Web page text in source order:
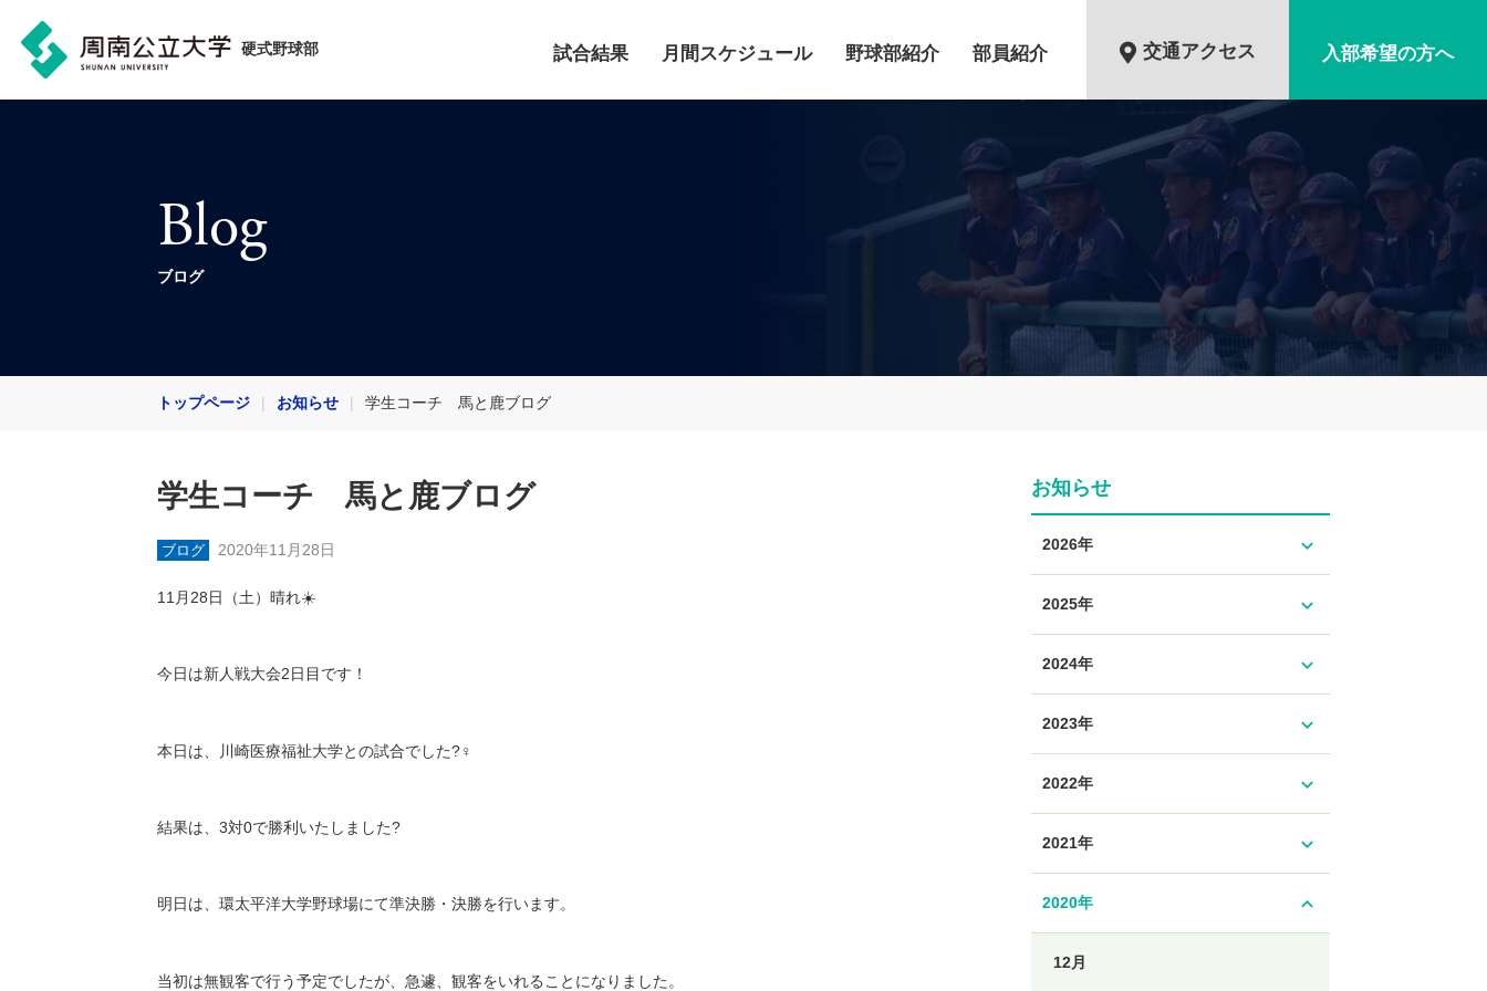
硬式野球部 試合結果 月間スケジュール 野球部紹介 部員紹介 交通アクセス 入部希望の方へ
Blog
ブログ
トップページ お知らせ 学生コーチ 馬と鹿ブログ
学生コーチ 馬と鹿ブログ
ブログ 2020年11月28日
11 月 28日（土）晴れ☀️
今日は新人戦大会2日目です！
本日は、川崎医療福祉大学との試合でした?‍♀️
結果は、 3対0で勝利いたしました?
明日は、環太平洋大学野球場にて準決勝・決勝を行います。
当初は無観客で行う予定でしたが、急遽、観客をいれることになりました。
お知らせ
2026年 expand_more
2025年 expand_more
2024年 expand_more
2023年 expand_more
2022年 expand_more
2021年 expand_more
2020年 expand_less
12月